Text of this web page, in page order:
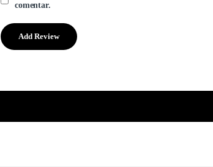
comentar.